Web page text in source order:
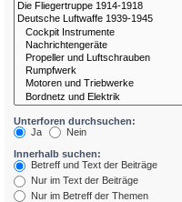
Unterforen durchsuchen:
Ja
Nein
Innerhalb suchen:
Betreff und Text der Beiträge
Nur im Text der Beiträge
Nur im Betreff der Themen